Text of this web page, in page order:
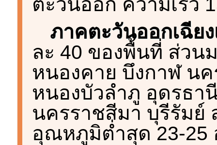
ภาคตะวันออกเฉีย
ละ 40 ของพื้นที่ ส่วน
หนองคาย บึงกาฬ น
หนองบัวลำภู อุดรธ
นครราชสีมา บุรีรัมย์
อุณหภูมิต่ำสุด 23-25